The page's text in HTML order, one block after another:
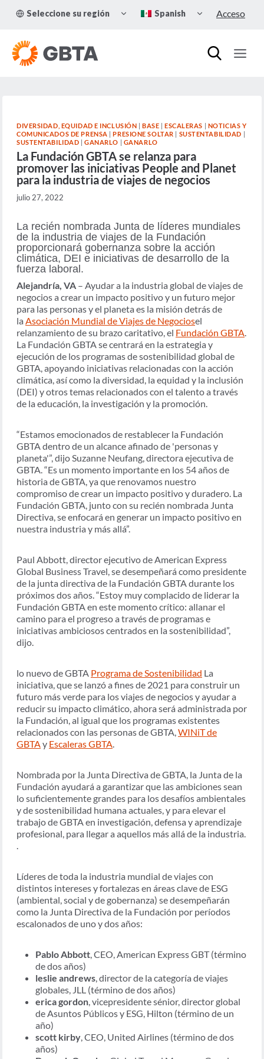
Seleccione su región
TOGGLE
CHILD
Spanish
CHILDAcceso
DIVERSIDAD, EQUIDAD E INCLUSIÓN |BASE | ESCALERAS | NOTICIAS Y
COMUNICADOS DE PRENSA |PRESIONE SOLTAR | SUSTENTABILIDAD |
SUSTENTABILIDAD |GANARLO | GANARLO
La Fundación GBTA se relanza para
promover las iniciativas People and Planet
para la industria de viajes de negocios
julio 27, 2022
La recién nombrada Junta de líderes mundiales
de la industria de viajes de la Fundación
proporcionará gobernanza sobre la acción
climática, DEI e iniciativas de desarrollo de la
fuerza laboral.
Alejandría, VA – Ayudar a la industria global de viajes de
negocios a crear un impacto positivo y un futuro mejor
para las personas y el planeta es la misión detrás de
la Asociación Mundial de Viajes de Negociosel
relanzamiento de su brazo caritativo, el Fundación GBTA.
La Fundación GBTA se centrará en la estrategia y
ejecución de los programas de sostenibilidad global de
GBTA, apoyando iniciativas relacionadas con la acción
climática, así como la diversidad, la equidad y la inclusión
(DEI) y otros temas relacionados con el talento a través
de la educación, la investigación y la promoción.
“Estamos emocionados de restablecer la Fundación
GBTA dentro de un alcance afinado de 'personas y
planeta'”, dijo Suzanne Neufang, directora ejecutiva de
GBTA. “Es un momento importante en los 54 años de
historia de GBTA, ya que renovamos nuestro
compromiso de crear un impacto positivo y duradero. La
Fundación GBTA, junto con su recién nombrada Junta
Directiva, se enfocará en generar un impacto positivo en
nuestra industria y más allá”.
Paul Abbott, director ejecutivo de American Express
Global Business Travel, se desempeñará como presidente
de la junta directiva de la Fundación GBTA durante los
próximos dos años. “Estoy muy complacido de liderar la
Fundación GBTA en este momento crítico: allanar el
camino para el progreso a través de programas e
iniciativas ambiciosos centrados en la sostenibilidad”,
dijo.
lo nuevo de GBTA Programa de Sostenibilidad La
iniciativa, que se lanzó a fines de 2021 para construir un
futuro más verde para los viajes de negocios y ayudar a
reducir su impacto climático, ahora será administrada por
la Fundación, al igual que los programas existentes
relacionados con las personas de GBTA,WINiT de
GBTAy Escaleras GBTA.
Nombrada por la Junta Directiva de GBTA, la Junta de la
Fundación ayudará a garantizar que las ambiciones sean
lo suficientemente grandes para los desafíos ambientales
y de sostenibilidad humana actuales, y para elevar el
trabajo de GBTA en investigación, defensa y aprendizaje
profesional, para llegar a aquellos más allá de la industria.
.
Líderes de toda la industria mundial de viajes con
distintos intereses y fortalezas en áreas clave de ESG
(ambiental, social y de gobernanza) se desempeñarán
como la Junta Directiva de la Fundación por períodos
escalonados de uno y dos años:
Pablo Abbott, CEO, American Express GBT (término
de dos años)
leslie andrews, director de la categoría de viajes
globales, JLL (término de dos años)
erica gordon, vicepresidente sénior, director global
de Asuntos Públicos y ESG, Hilton (término de un
año)
scott kirby, CEO, United Airlines (término de dos
años)